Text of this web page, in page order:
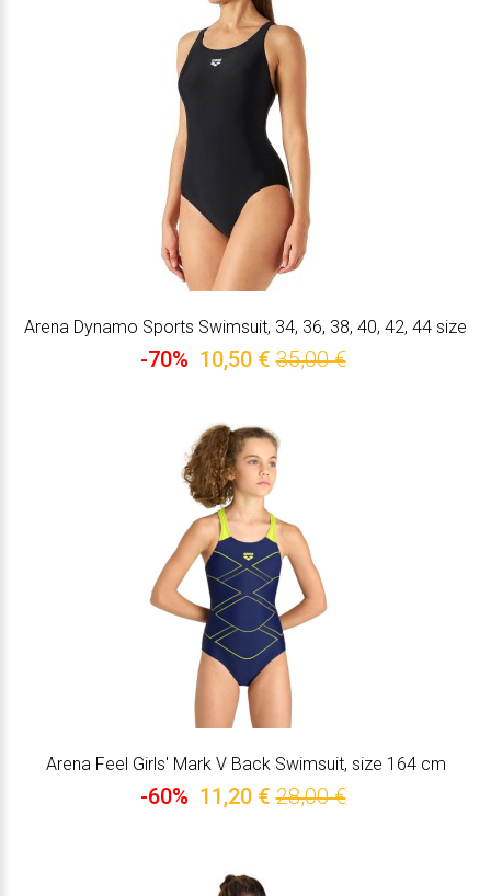
Arena Dynamo Sports Swimsuit, 34, 36, 38, 40, 42, 44 size
-70% 10,50 € 35,00 €
Arena Feel Girls' Mark V Back Swimsuit, size 164 cm
-60% 11,20 € 28,00 €